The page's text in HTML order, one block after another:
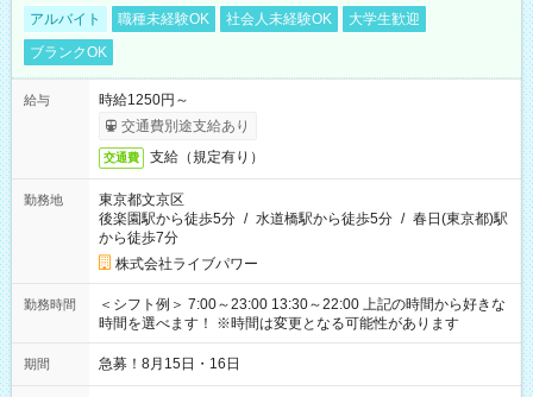
アルバイト 職種未経験OK 社会人未経験OK
大学生歓迎
ブランクOK
給与
時給1250円～
交通費別途支給あり
交通費 支給（規定有り）
勤務地
東京都文京区
後楽園駅から徒歩5分 / 水道橋駅から徒歩5分 / 春日(東京都)駅
から徒歩7分
株式会社ライブパワー
勤務時間
＜シフト例＞ 7:00～23:00 13:30～22:00 上記の時間から好きな
時間を選べます！ ※時間は変更となる可能性があります
期間 急募！8月15日・16日